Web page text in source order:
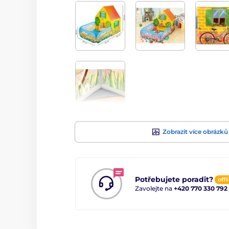
Zobrazit více obrázků
Potřebujete poradit?
Zavolejte na +420 770 330 792